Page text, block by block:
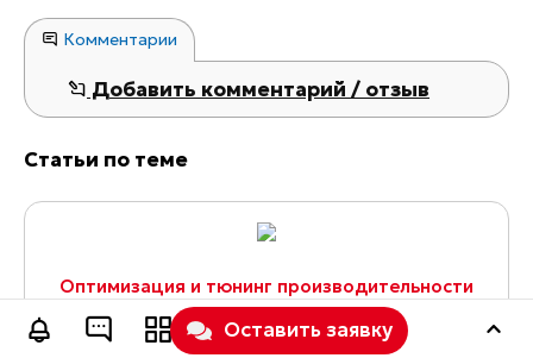
Комментарии
Добавить комментарий / отзыв
Статьи по теме
Оптимизация и тюнинг производительности
MariaDB MySQL сервера внутри Docker
Содержание: Установка и знакомство с MySQLTuner
Оставить заявку